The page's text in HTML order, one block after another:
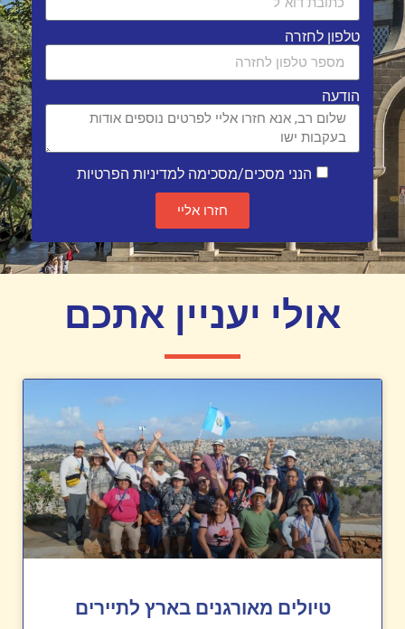
טלפון לחזרה
הודעה
הנני מסכים/מסכימה למדיניות הפרטיות
חזרו אליי
אולי יעניין אתכם
טיולים מאורגנים בארץ לתיירים